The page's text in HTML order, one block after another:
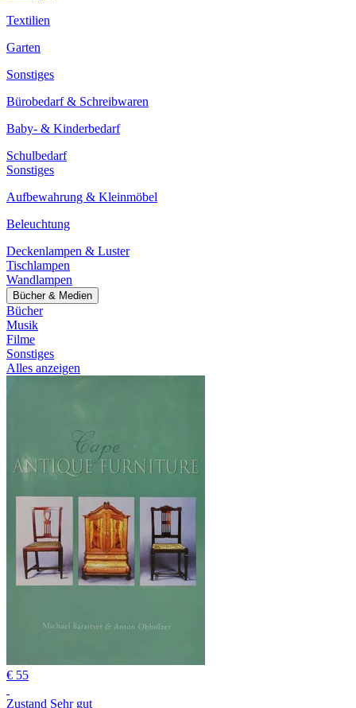
Textilien
Garten
Sonstiges
Bürobedarf & Schreibwaren
Baby- & Kinderbedarf
Schulbedarf
Sonstiges
Aufbewahrung & Kleinmöbel
Beleuchtung
Deckenlampen & Luster
Tischlampen
Wandlampen
Bücher & Medien
Bücher
Musik
Filme
Sonstiges
Alles anzeigen
€ 55
Zustand Sehr gut